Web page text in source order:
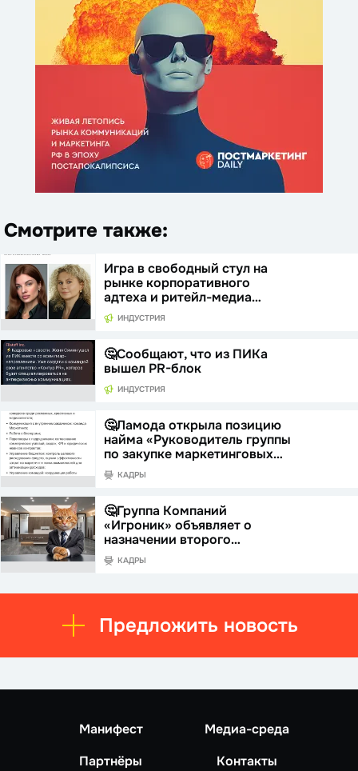
Смотрите также:
Игра в свободный стул на
рынке корпоративного
адтеха и ритейл-медиа…
ИНДУСТРИЯ
🤔Сообщают, что из ПИКа
вышел PR-блок
ИНДУСТРИЯ
🤔Ламода открыла позицию
найма «Руководитель группы
по закупке маркетинговых…
КАДРЫ
🤔Группа Компаний
«Игроник» объявляет о
назначении второго…
КАДРЫ
Предложить новость
Манифест
Медиа-среда
Партнёры
Контакты